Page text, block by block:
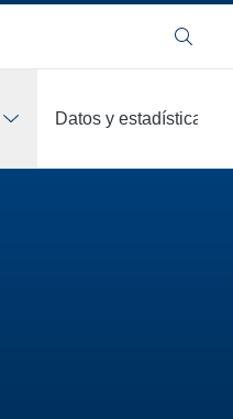
Buscar
Datos y estadísticas